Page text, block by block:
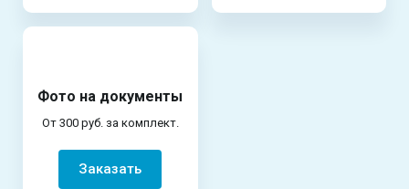
Фото на документы
От 300 руб. за комплект.
Заказать